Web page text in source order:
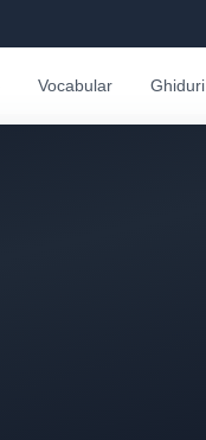
Vocabular Ghiduri